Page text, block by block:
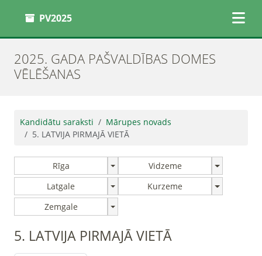
PV2025
2025. GADA PAŠVALDĪBAS DOMES
VĒLĒŠANAS
Kandidātu saraksti
Mārupes novads
5. LATVIJA PIRMAJĀ VIETĀ
Rīga
Vidzeme
Latgale
Kurzeme
Zemgale
5. LATVIJA PIRMAJĀ VIETĀ